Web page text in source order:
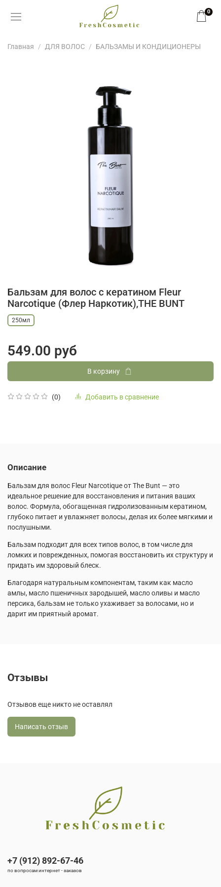
0
Главная ДЛЯ ВОЛОС БАЛЬЗАМЫ И КОНДИЦИОНЕРЫ
Бальзам для волос с кератином Fleur
Narcotique (Флер Наркотик),ТHE BUNT
(0) Добавить в сравнение
250мл
549.00 руб
В корзину
Описание
Бальзам для волос Fleur Narcotique от The Bunt — это
идеальное решение для восстановления и питания ваших
волос. Формула, обогащенная гидролизованным кератином,
глубоко питает и увлажняет волосы, делая их более мягкими и
послушными.
Бальзам подходит для всех типов волос, в том числе для
ломких и поврежденных, помогая восстановить их структуру и
придать им здоровый блеск.
Благодаря натуральным компонентам, таким как масло
амлы, масло пшеничных зародышей, масло оливы и масло
персика, бальзам не только ухаживает за волосами, но и
дарит им приятный аромат.
Отзывы
Отзывов еще никто не оставлял
Написать отзыв
+7 (912) 892-67-46
по вопросам интернет - заказов